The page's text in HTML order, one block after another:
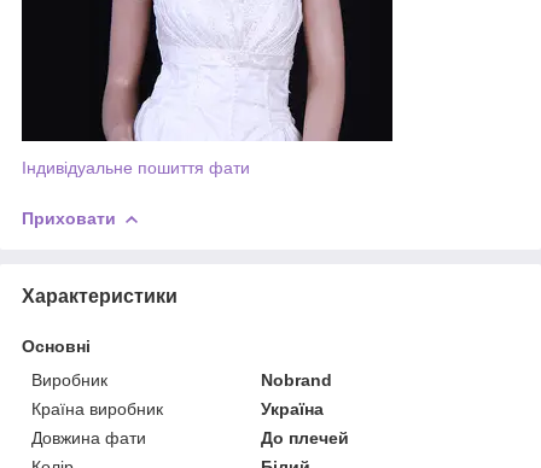
Індивідуальне пошиття фати
Приховати
Характеристики
Основні
Виробник
Nobrand
Країна виробник
Україна
Довжина фати
До плечей